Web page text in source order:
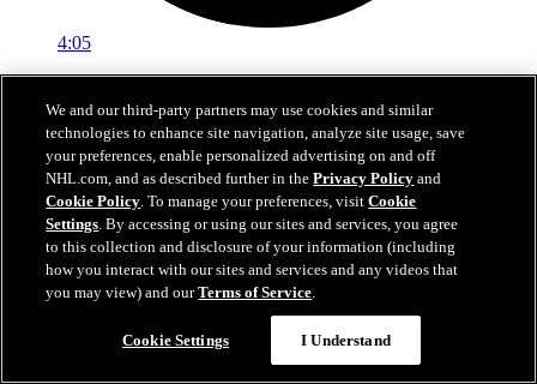
4:05
Voyez les cinq plus beaux buts inscrits par Auston Matthews la
saison dernière
09 juil. 2026
We and our third-party partners may use cookies and similar
technologies to enhance site navigation, analyze site usage, save
your preferences, enable personalized advertising on and off
NHL.com, and as described further in thePrivacy Policy and
Cookie Policy. To manage your preferences, visitCookie
Settings. By accessing or using our sites and services, you agree
to this collection and disclosure of your information (including
how you interact with our sites and services and any videos that
you may view) and ourTerms of Service.
Cookie Settings I Understand